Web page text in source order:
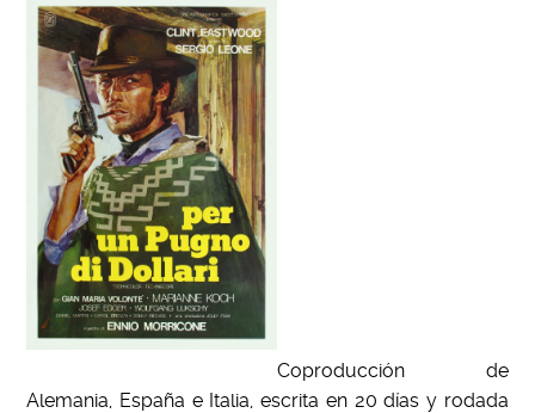
Coproducción de
Alemania, España e Italia, escrita en 20 días y rodada